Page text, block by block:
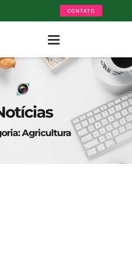
CONTATO
Agricultura